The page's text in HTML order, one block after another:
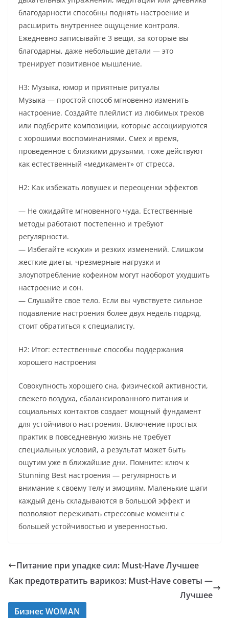
благодарности способны поднять настроение и
расширить внутреннее ощущение контроля.
Ежедневно записывайте 3 вещи, за которые вы
благодарны, даже небольшие детали — это
тренирует позитивное мышление.
H3: Музыка, юмор и приятные ритуалы
Музыка — простой способ мгновенно изменить
настроение. Создайте плейлист из любимых треков
или подберите композиции, которые ассоциируются
с хорошими воспоминаниями. Смех и время,
проведенное с близкими друзьями, тоже действуют
как естественный «медикамент» от стресса.
H2: Как избежать ловушек и переоценки эффектов
— Не ожидайте мгновенного чуда. Естественные
методы работают постепенно и требуют
регулярности.
— Избегайте «скуки» и резких изменений. Слишком
жесткие диеты, чрезмерные нагрузки и
злоупотребление кофеином могут наоборот ухудшить
настроение и сон.
— Слушайте свое тело. Если вы чувствуете сильное
подавление настроения более двух недель подряд,
стоит обратиться к специалисту.
H2: Итог: естественные способы поддержания
хорошего настроения
Совокупность хорошего сна, физической активности,
свежего воздуха, сбалансированного питания и
социальных контактов создает мощный фундамент
для устойчивого настроения. Включение простых
практик в повседневную жизнь не требует
специальных условий, а результат может быть
ощутим уже в ближайшие дни. Помните: ключ к
Stunning Best настроения — регулярность и
внимание к своему телу и эмоциям. Маленькие шаги
каждый день складываются в большой эффект и
позволяют переживать стрессовые моменты с
большей устойчивостью и уверенностью.
Питание при упадке сил: Must-Have Лучшее
Как предотвратить варикоз: Must-Have советы —
Лучшее
Бизнес WOMAN